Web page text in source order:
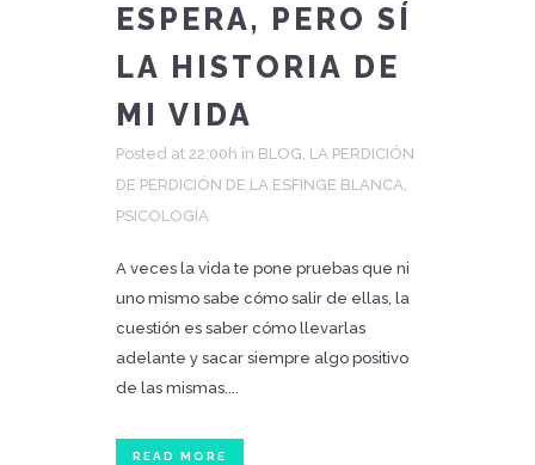
ESPERA, PERO SÍ
LA HISTORIA DE
MI VIDA
Posted at 22:00h in BLOG, LA PERDICIÓN
DE PERDICIÓN DE LA ESFINGE BLANCA,
PSICOLOGÍA
A veces la vida te pone pruebas que ni
uno mismo sabe cómo salir de ellas, la
cuestión es saber cómo llevarlas
adelante y sacar siempre algo positivo
de las mismas....
READ MORE